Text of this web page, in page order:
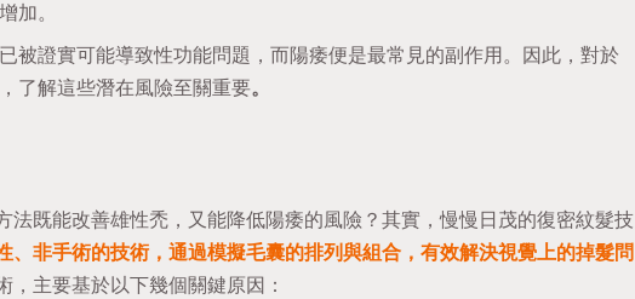
加。
被證實可能導致性功能問題，而陽痿便是最常見的副作用。因此，對於
了解這些潛在風險至關重要。
法既能改善雄性禿，又能降低陽痿的風險？其實，慢慢日茂的復密紋髮技
、非手術的技術，通過模擬毛囊的排列與組合，有效解決視覺上的掉髮問
主要基於以下幾個關鍵原因：